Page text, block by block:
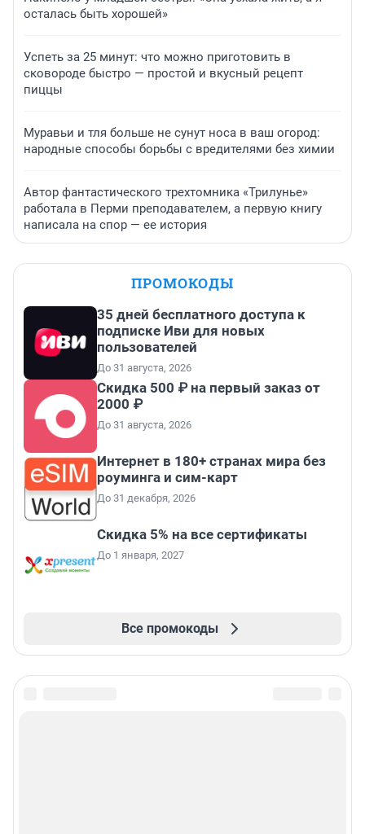
осталась быть хорошей»
Успеть за 25 минут: что можно приготовить в
сковороде быстро — простой и вкусный рецепт
пиццы
Муравьи и тля больше не сунут носа в ваш огород:
народные способы борьбы с вредителями без химии
Автор фантастического трехтомника «Трилунье»
работала в Перми преподавателем, а первую книгу
написала на спор — ее история
ПРОМОКОДЫ
35 дней бесплатного доступа к
подписке Иви для новых
пользователей
До 31 августа, 2026
Скидка 500 ₽ на первый заказ от
2000 ₽
До 31 августа, 2026
Интернет в 180+ странах мира без
роуминга и сим-карт
До 31 декабря, 2026
Скидка 5% на все сертификаты
До 1 января, 2027
Все промокоды